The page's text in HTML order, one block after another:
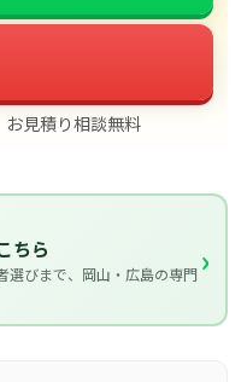
見積り相談無料
ちら
選びまで、岡山・広島の専門 ›